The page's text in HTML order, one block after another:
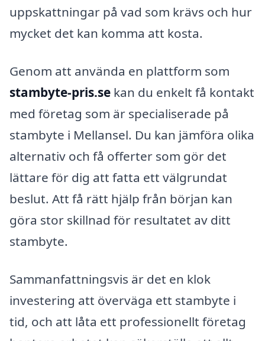
uppskattningar på vad som krävs och hur
mycket det kan komma att kosta.
Genom att använda en plattform som
stambyte-pris.se kan du enkelt få kontakt
med företag som är specialiserade på
stambyte i Mellansel. Du kan jämföra olika
alternativ och få offerter som gör det
lättare för dig att fatta ett välgrundat
beslut. Att få rätt hjälp från början kan
göra stor skillnad för resultatet av ditt
stambyte.
Sammanfattningsvis är det en klok
investering att överväga ett stambyte i
tid, och att låta ett professionellt företag